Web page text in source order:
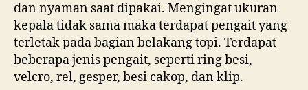
dan nyaman saat dipakai. Mengingat ukuran
kepala tidak sama maka terdapat pengait yang
terletak pada bagian belakang topi. Terdapat
beberapa jenis pengait, seperti ring besi,
velcro, rel, gesper, besi cakop, dan klip.